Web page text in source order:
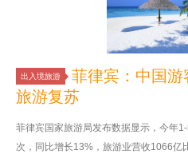
出入境旅游
菲律宾：中国
旅游复苏
菲律宾国家旅游局发布数据显示，今年
次，同比增长13%，旅游业营收1066亿